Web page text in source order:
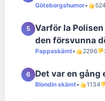
Göteborgshumor• 524
5
Varför la
den försvunna
Pappaskämt• 2296
6 Det var en gång
Blondin skämt• 1134